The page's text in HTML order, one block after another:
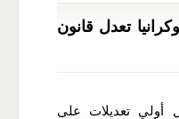
تعدل قانون
أولي تعديلات على